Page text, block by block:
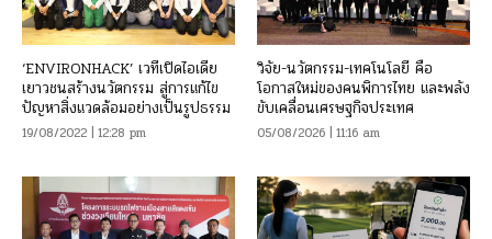
‘ENVIRONHACK’ เวทีเปิดไอเดีย
เยาวชนสร้างนวัตกรรม สู่การแก้ไข
ปัญหาสิ่งแวดล้อมอย่างเป็นรูปธรรม
19/08/2022 | 12:28 pm
วิจัย-นวัตกรรม-เทคโนโลยี คือ
โอกาสใหม่ของคนพิการไทย และพลัง
ขับเคลื่อนเศรษฐกิจประเทศ
05/08/2026 | 11:16 am